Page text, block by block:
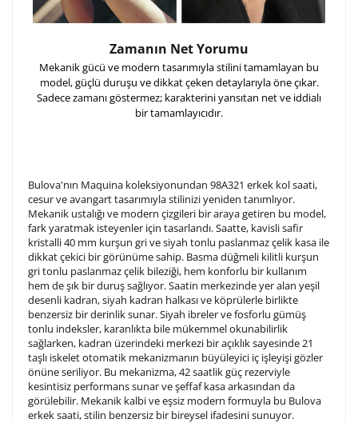
Zamanın Net Yorumu
Mekanik gücü ve modern tasarımıyla stilini tamamlayan bu
model, güçlü duruşu ve dikkat çeken detaylarıyla öne çıkar.
Sadece zamanı göstermez; karakterini yansıtan net ve iddialı
bir tamamlayıcıdır.
Bulova'nın Maquina koleksiyonundan 98A321 erkek kol saati,
cesur ve avangart tasarımıyla stilinizi yeniden tanımlıyor.
Mekanik ustalığı ve modern çizgileri bir araya getiren bu model,
fark yaratmak isteyenler için tasarlandı. Saatte, kavisli safir
kristalli 40 mm kurşun gri ve siyah tonlu paslanmaz çelik kasa ile
dikkat çekici bir görünüme sahip. Basma düğmeli kilitli kurşun
gri tonlu paslanmaz çelik bileziği, hem konforlu bir kullanım
hem de şık bir duruş sağlıyor. Saatin merkezinde yer alan yeşil
desenli kadran, siyah kadran halkası ve köprülerle birlikte
benzersiz bir derinlik sunar. Siyah ibreler ve fosforlu gümüş
tonlu indeksler, karanlıkta bile mükemmel okunabilirlik
sağlarken, kadran üzerindeki merkezi bir açıklık sayesinde 21
taşlı iskelet otomatik mekanizmanın büyüleyici iç işleyişi gözler
önüne seriliyor. Bu mekanizma, 42 saatlik güç rezerviyle
kesintisiz performans sunar ve şeffaf kasa arkasından da
görülebilir. Mekanik kalbi ve eşsiz modern formuyla bu Bulova
erkek saati, stilin benzersiz bir bireysel ifadesini sunuyor.